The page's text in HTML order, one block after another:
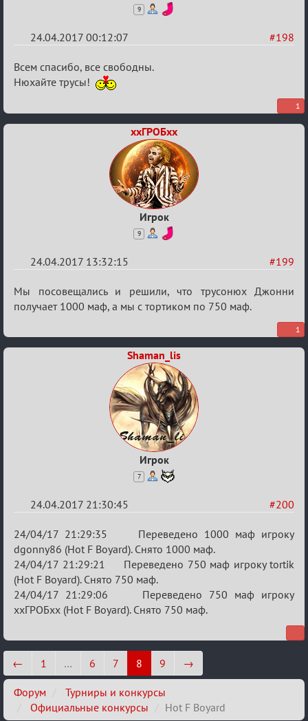
9
#198
24.04.2017 00:12:07
Re:
Hot
Boyard
Всем спасибо, все свободны.
Нюхайте трусы!
1
ххГРОБхх
Игрок
9
#199
24.04.2017 13:32:15
Re:
Hot
Boyard
Мы посовещались и решили, что трусонюх Джонни
получает 1000 маф, а мы с тортиком по 750 маф.
1
Shaman_lis
Игрок
7
#200
24.04.2017 21:30:45
Re:
Hot
F
Boyard
24/04/17 21:29:35 Переведено 1000 маф игроку
dgonny86 (Hot F Boyard). Снято 1000 маф.
24/04/17 21:29:21 Переведено 750 маф игроку tortik
(Hot F Boyard). Снято 750 маф.
24/04/17 21:29:06 Переведено 750 маф игроку
ххГРОБхх (Hot F Boyard). Снято 750 маф.
← 1 … 6 7 8 9 →
Форум
Турниры и конкурсы
Официальные конкурсы
Hot F Boyard